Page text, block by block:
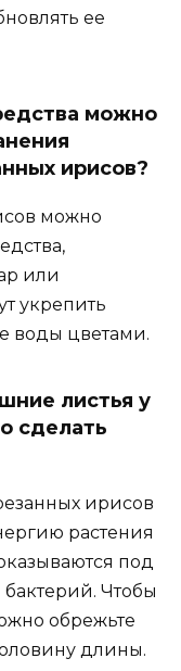
ее
можно
ирисов?
можно
или
укрепить
воды цветами.
листья у
сделать
ирисов
растения
под
бактерий. Чтобы
обрежьте
длины.